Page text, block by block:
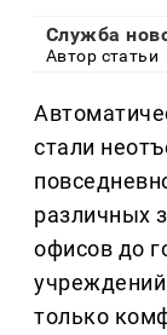
Служба
Автор статьи
стали
различных
офисов до
только